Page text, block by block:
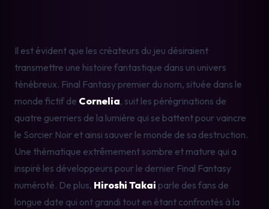
Il est évident que les créateurs du jeu désiraient
transmettre une histoire fantastique dans un univers
ténébreux. Final Fantasy premier du nom, située dans le
monde fictif de Cornelia, suit les pérégrinations de
quatre guerriers de la lumière qui se battent pour vaincre
le Sorcier Noir et ainsi sauver le monde de sa destruction.
Une thématique extrêmement sombre et mature qui a
inspiré les développeurs pour le dernier Final Fantasy
numéroté. De plus, Hiroshi Takai parle des fans de
longue date qui ont grandi tout en étant confrontés à la